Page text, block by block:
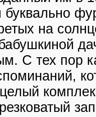
буквально
на
С тех пор